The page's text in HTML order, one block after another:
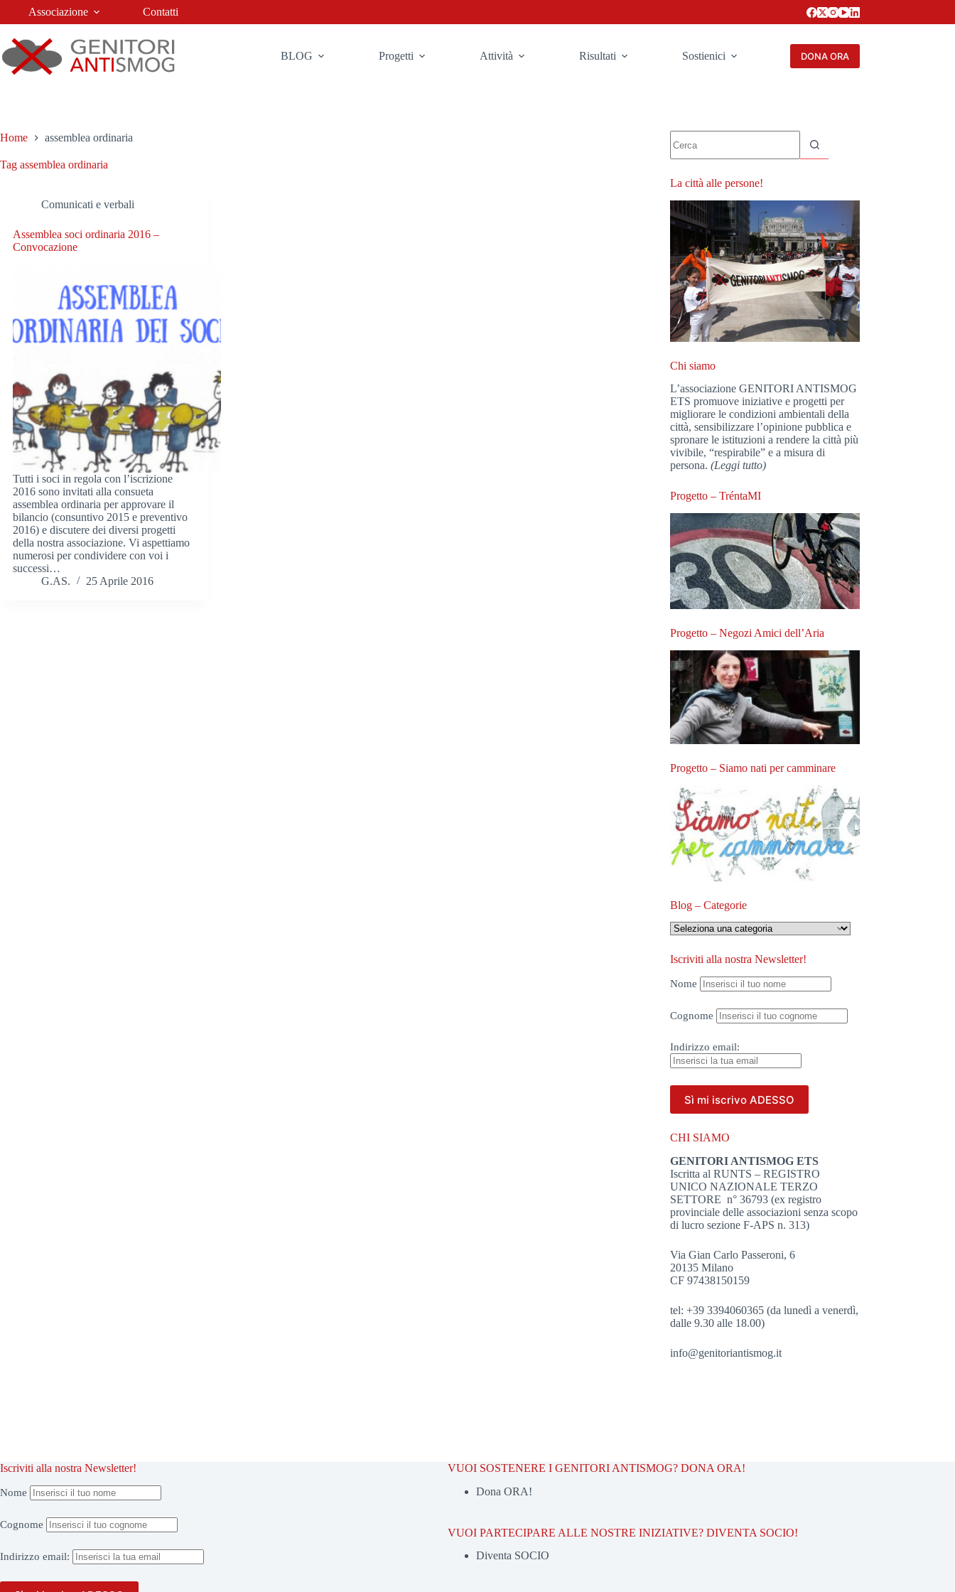
Associazione Contatti
BLOG Progetti Attività Risultati Sostienici DONA ORA
Home assemblea ordinaria
Tag assemblea ordinaria
Comunicati e verbali
Assemblea soci ordinaria 2016 –
Convocazione
Tutti i soci in regola con l’iscrizione
2016 sono invitati alla consueta
assemblea ordinaria per approvare il
bilancio (consuntivo 2015 e preventivo
2016) e discutere dei diversi progetti
della nostra associazione. Vi aspettiamo
numerosi per condividere con voi i
successi…
G.AS.
25 Aprile 2016
risultato
La città alle persone!
Chi siamo
L’associazione GENITORI ANTISMOG
ETS promuove iniziative e progetti per
migliorare le condizioni ambientali della
città, sensibilizzare l’opinione pubblica e
spronare le istituzioni a rendere la città più
vivibile, “respirabile” e a misura di
persona.(Leggi tutto)
Progetto – TréntaMI
Progetto – Negozi Amici dell’Aria
Progetto – Siamo nati per camminare
Blog – Categorie
Blog
–
Iscriviti alla nostra Newsletter!
Nome
Cognome
Indirizzo email:
CHI SIAMO
GENITORI ANTISMOG ETS
Iscritta al RUNTS – REGISTRO
UNICO NAZIONALE TERZO
SETTORE n° 36793 (ex registro
provinciale delle associazioni senza scopo
di lucro sezione F-APS n. 313)
Via Gian Carlo Passeroni, 6
20135 Milano
CF 97438150159
tel: +39 3394060365 (da lunedì a venerdì,
dalle 9.30 alle 18.00)
info@genitoriantismog.it
Iscriviti alla nostra Newsletter!
Nome
Cognome
Indirizzo email:
VUOI SOSTENERE I GENITORI ANTISMOG? DONA ORA!
Dona ORA!
VUOI PARTECIPARE ALLE NOSTRE INIZIATIVE? DIVENTA SOCIO!
Diventa SOCIO